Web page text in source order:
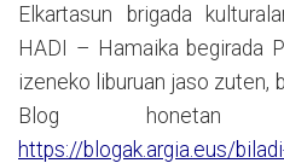
Elkartasun brigada
HADI – Hamaika begirada
izeneko liburuan jaso zuten,
Blog honetan
https://blogak.argia.eus/